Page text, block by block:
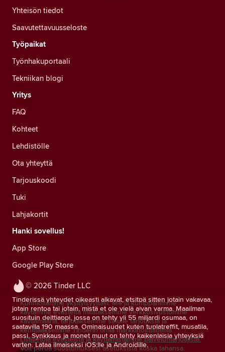
© 2026 Tinder LLC
Tinderissä yhteydet oikeasti alkavat, etsitpä sitten jotain vakavaa,
jotain rentoa tai jotain, mistä et ole vielä aivan varma. Maailman
suosituin deittiappi, jossa on tehty yli 55 miljardi osumaa, on
saatavilla 190 maassa. Ominaisuudet kuten tuplatreffit, musatila,
passi, Synkkaus ja monet muut on tehty kaikenlaisia yhteyksiä
varten. Lataa ilmaiseksi iOS:lle ja Androidille.
Yhteisön tiedot
Saavutettavuusseloste
Työpaikat
Työnhakuportaali
Tekniikan blogi
Yritys
FAQ
Kohteet
Lehdistölle
Ota yhteyttä
Tarjouskoodi
Tuki
Lahjakortit
Hanki sovellus!
App Store
Google Play Store
Kunnioitamme yksityisyyttäsi. Me ja kumppanimme
käytämme evästeitä mitataksemme verkkosivustomme
kävijämääriä, tarjotaksemme sinulle tarjouksia ja
kehittääksemme Tinderin omia markkinointitoimia.
Lisätietoja evästeistä ja käyttämistämme palveluntarjoajista.
Voit perua suostumuksesi asetuksista koska tahansa.